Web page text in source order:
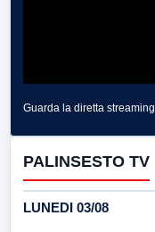
Guarda la diretta streaming
PALINSESTO TV
LUNEDI 03/08